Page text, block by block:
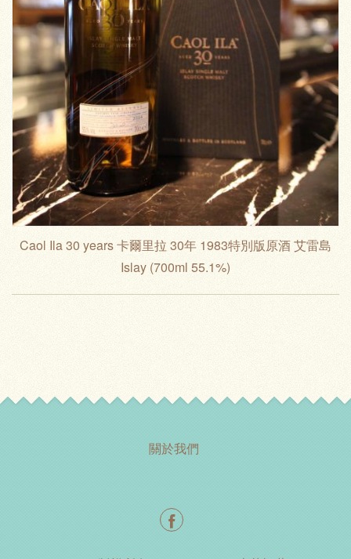
Caol Ila 30 years 卡爾里拉 30年 1983特別版原酒 艾雷島
Islay (700ml 55.1%)
關於我們